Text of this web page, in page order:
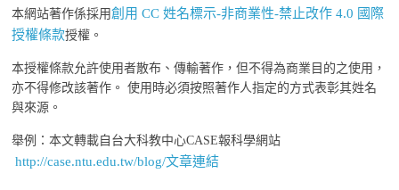
本網站著作係採用創用 CC 姓名標示-非商業性-禁止改作 4.0 國際
授權條款授權。
本授權條款允許使用者散布、傳輸著作，但不得為商業目的之使用，
亦不得修改該著作。 使用時必須按照著作人指定的方式表彰其姓名
與來源。
舉例：本文轉載自台大科教中心CASE報科學網站
http://case.ntu.edu.tw/blog/文章連結